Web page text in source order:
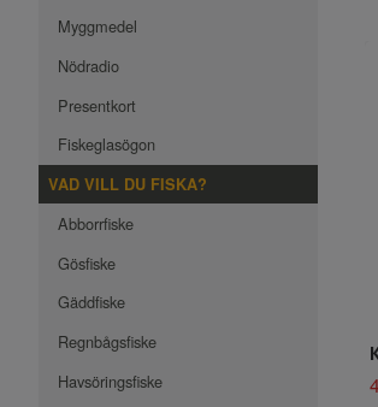
Myggmedel
Nödradio
Presentkort
Fiskeglasögon
VAD VILL DU FISKA?
Abborrfiske
Gösfiske
Gäddfiske
Regnbågsfiske
Havsöringsfiske